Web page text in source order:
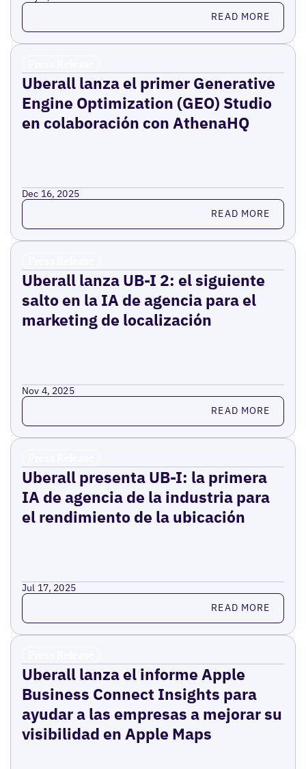
Read more READ MORE
Uberall lanza el primer Generative
Engine Optimization (GEO) Studio
en colaboración con AthenaHQ
Dec 16, 2025
Read more READ MORE
Uberall lanza UB-I 2: el siguiente
salto en la IA de agencia para el
marketing de localización
Nov 4, 2025
Read more READ MORE
Uberall presenta UB-I: la primera
IA de agencia de la industria para
el rendimiento de la ubicación
Jul 17, 2025
Read more READ MORE
Uberall lanza el informe Apple
Business Connect Insights para
ayudar a las empresas a mejorar su
visibilidad en Apple Maps